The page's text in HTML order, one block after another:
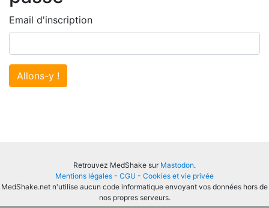
Email d'inscription
Allons-y !
Retrouvez MedShake sur Mastodon.
Mentions légales - CGU - Cookies et vie privée
MedShake.net n'utilise aucun code informatique envoyant vos données hors de
nos propres serveurs.